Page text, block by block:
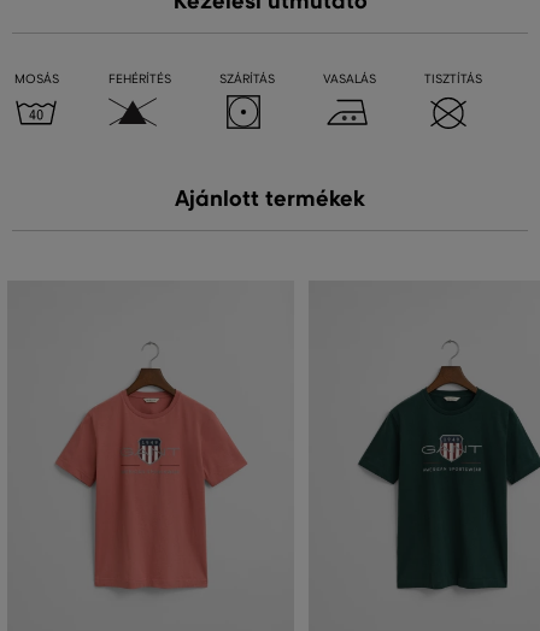
MOSÁS FEHÉRÍTÉS SZÁRÍTÁS VASALÁS TISZTÍTÁS
Ajánlott termékek